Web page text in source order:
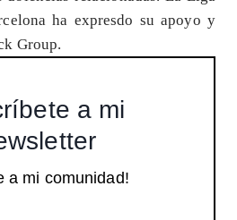
ha expresdo su apoyo y
Group.
a mi
a mi comunidad!